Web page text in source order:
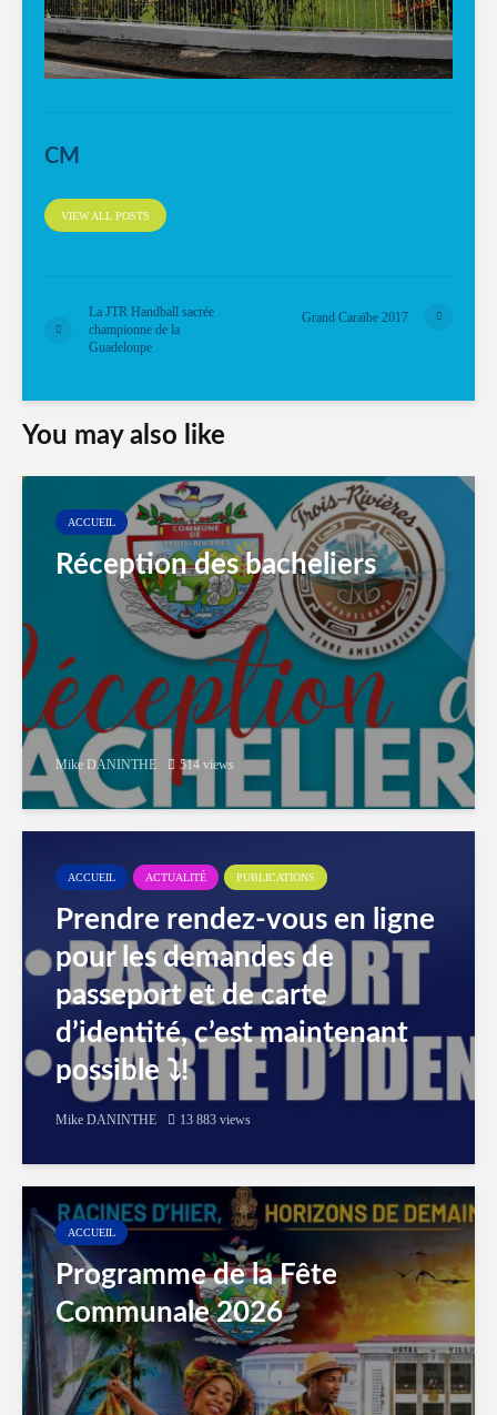
CM
VIEW ALL POSTS
La JTR Handball sacrée
championne de la
Guadeloupe
Grand Caraïbe 2017
You may also like
ACCUEIL
Réception des bacheliers
Mike DANINTHE 514 views
ACCUEIL ACTUALITÉ PUBLICATIONS
Prendre rendez-vous en ligne
pour les demandes de
passeport et de carte
d’identité, c’est maintenant
possible ⤵️!
Mike DANINTHE 13 883 views
ACCUEIL
Programme de la Fête
Communale 2026